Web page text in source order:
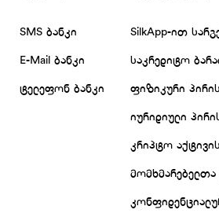
SMS ბანკი
E-Mail ბანკი
ტელეფონ ბანკი
SilkApp-ით
საკრედიტო
ფიზიკური
იურიდიული
კრიპტო
მომხმარებელთა